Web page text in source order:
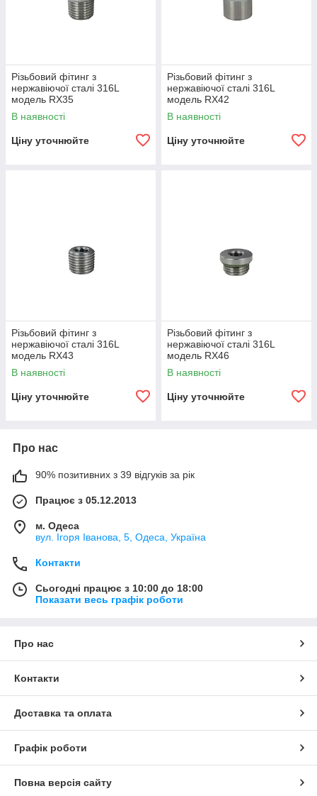
Різьбовий фітинг з
нержавіючої сталі 316L
модель RX35
В наявності
Ціну уточнюйте
Різьбовий фітинг з
нержавіючої сталі 316L
модель RX42
В наявності
Ціну уточнюйте
Різьбовий фітинг з
нержавіючої сталі 316L
модель RX43
В наявності
Ціну уточнюйте
Різьбовий фітинг з
нержавіючої сталі 316L
модель RX46
В наявності
Ціну уточнюйте
Про нас
90% позитивних з 39 відгуків за рік
Працює з 05.12.2013
м. Одеса
вул. Ігоря Іванова, 5, Одеса, Україна
Контакти
Сьогодні працює з 10:00 до 18:00
Показати весь графік роботи
Про нас
Контакти
Доставка та оплата
Графік роботи
Повна версія сайту